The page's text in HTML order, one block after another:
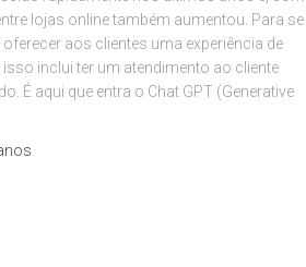
lojas online também aumentou. Para se
aos clientes uma experiência de
inclui ter um atendimento ao cliente
É aqui que entra o Chat GPT (Generative